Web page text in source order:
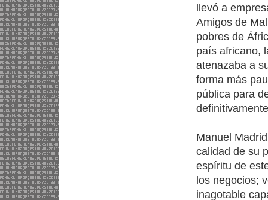
llevó a
Amigos de
pobres de
país africano,
atenazaba a
forma más
pública para
Manuel
calidad de su
espíritu de
los negocios;
inagotable